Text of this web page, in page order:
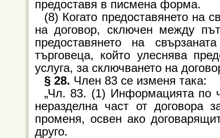
предоставя в писмена форма.
(8) Когато предоставянето на
на договор, сключен между
предоставянето на
търговеца, който улеснява
услуга, за сключването на
§ 28. Член 83 се изменя така:
„Чл. 83. (1) Информацията по
неразделна част от договора
променя, освен ако
друго.